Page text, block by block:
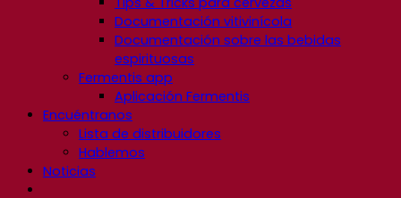
Documentación vitivinícola
Documentación sobre las bebidas
espirituosas
Fermentis app
Aplicación Fermentis
Encuéntranos
Lista de distribuidores
Hablemos
Noticias